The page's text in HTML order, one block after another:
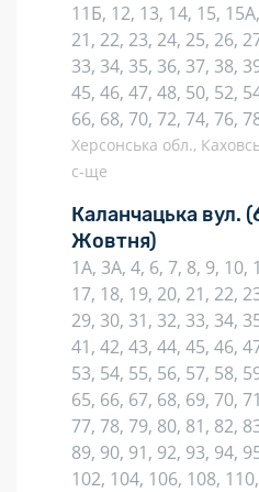
11Б, 12, 13, 14, 15,
21, 22, 23, 24, 25, 26,
33, 34, 35, 36, 37, 38,
45, 46, 47, 48, 50, 52,
66, 68, 70, 72, 74, 76,
Херсонська обл.,
с-ще
Каланчацька вул.
Жовтня)
1А, 3А, 4, 6, 7, 8, 9, 10,
17, 18, 19, 20, 21, 22,
29, 30, 31, 32, 33, 34,
41, 42, 43, 44, 45, 46,
53, 54, 55, 56, 57, 58,
65, 66, 67, 68, 69, 70,
77, 78, 79, 80, 81, 82,
89, 90, 91, 92, 93, 94,
102, 104, 106, 108,